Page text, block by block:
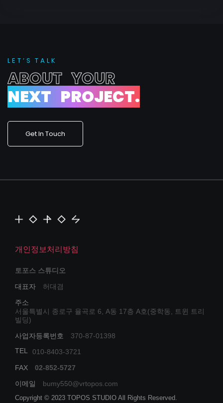
LE T ’ S T A LK
ABOUT YOUR
NEXT PROJECT.
Get In Touch
개인정보처리방침
토포스 스튜디오
대표자
허대겸
주소
서울특별시 종로구 율곡로 6, A동 17층 A호(중학동, 트윈 트리
빌딩)
사업자등록번호
370-87-01398
TEL
010-8403-3721
FAX
02-852-5727
이메일
bumy550@vrtopos.com
Copyright © 2023 TOPOS STUDIO All Rights Reserved.